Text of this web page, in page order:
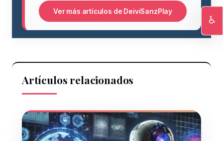
Ver más artículos de DeiviSanzPlay
Artículos relacionados
♿